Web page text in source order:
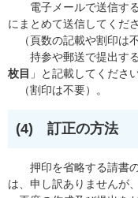
電子メールで送信す
にまとめて送信してくだ
（頁数の記載や割印は不
持参や郵送で提出する
枚目 」と記載してくださ
（割印は不要）。
(4) 訂正の方法
押印を省略する請書の
は、申し訳ありませんが、